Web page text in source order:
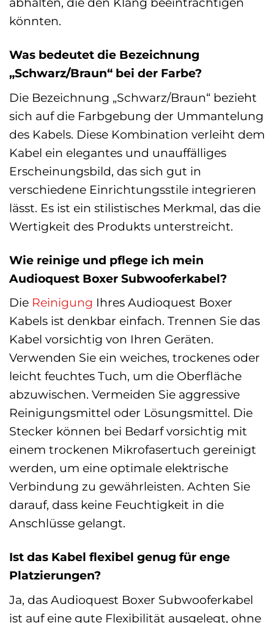
könnten.
Was bedeutet die Bezeichnung
„Schwarz/Braun“ bei der Farbe?
Die Bezeichnung „Schwarz/Braun“ bezieht
sich auf die Farbgebung der Ummantelung
des Kabels. Diese Kombination verleiht dem
Kabel ein elegantes und unauffälliges
Erscheinungsbild, das sich gut in
verschiedene Einrichtungsstile integrieren
lässt. Es ist ein stilistisches Merkmal, das die
Wertigkeit des Produkts unterstreicht.
Wie reinige und pflege ich mein
Audioquest Boxer Subwooferkabel?
Die Reinigung Ihres Audioquest Boxer
Kabels ist denkbar einfach. Trennen Sie das
Kabel vorsichtig von Ihren Geräten.
Verwenden Sie ein weiches, trockenes oder
leicht feuchtes Tuch, um die Oberfläche
abzuwischen. Vermeiden Sie aggressive
Reinigungsmittel oder Lösungsmittel. Die
Stecker können bei Bedarf vorsichtig mit
einem trockenen Mikrofasertuch gereinigt
werden, um eine optimale elektrische
Verbindung zu gewährleisten. Achten Sie
darauf, dass keine Feuchtigkeit in die
Anschlüsse gelangt.
Ist das Kabel flexibel genug für enge
Platzierungen?
Ja, das Audioquest Boxer Subwooferkabel
ist auf eine gute Flexibilität ausgelegt, ohne